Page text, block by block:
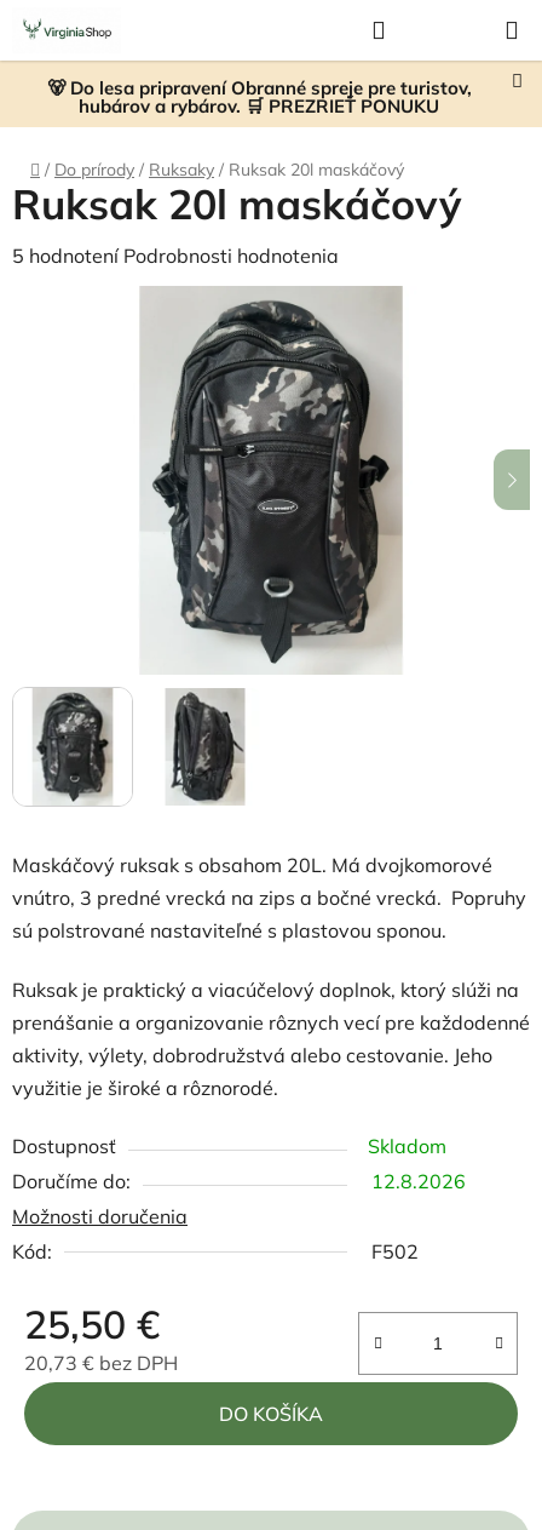
Prejsť
obsah
🐻 Do lesa pripravení Obranné spreje pre turistov,
hubárov a rybárov. 🛒 PREZRIEŤ PONUKU
KOŠÍK
Domov
/ Do prírody / Ruksaky / Ruksak 20l maskáčový
Maskáčový ruksak s obsahom 20L. Má dvojkomorové
vnútro, 3 predné vrecká na zips a bočné vrecká. Popruhy
sú polstrované nastaviteľné s plastovou sponou.
Ruksak je praktický a viacúčelový doplnok, ktorý slúži na
prenášanie a organizovanie rôznych vecí pre každodenné
aktivity, výlety, dobrodružstvá alebo cestovanie. Jeho
využitie je široké a rôznorodé.
Dostupnosť
Skladom
12.8.2026
Možnosti doručenia
Kód:
F502
25,50 €
20,73 € bez DPH
Jednotková cena:
DO KOŠÍKA
Ruksak 20l maskáčový
Priemerné
5 hodnotení Podrobnosti hodnotenia